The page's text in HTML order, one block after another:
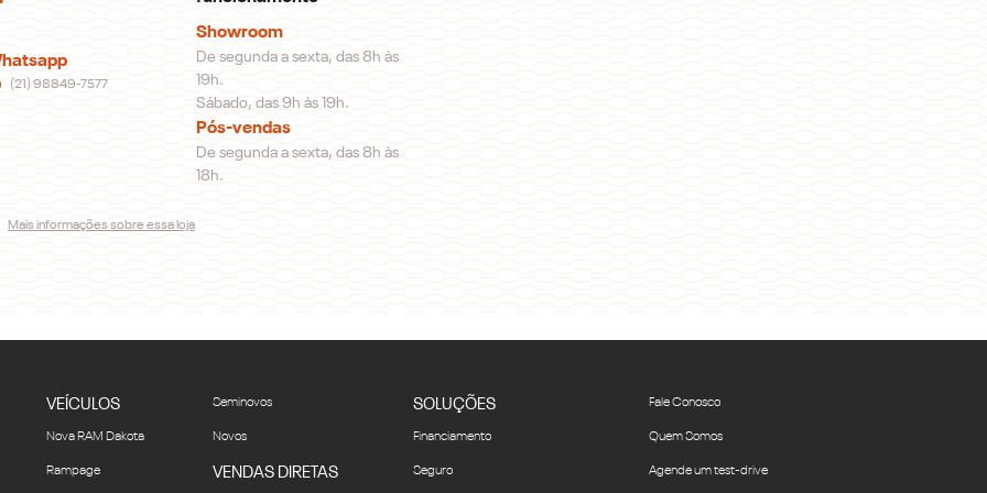
(21) 98849-7577
Showroom
De segunda a sexta, das 8h às
19h.
Sábado, das 9h às 19h.
Pós-vendas
De segunda a sexta, das 8h às
18h.
Mais informações sobre essa loja
VEÍCULOS
Nova RAM Dakota
Rampage
Seminovos
Novos
VENDAS DIRETAS
SOLUÇÕES
Financiamento
Seguro
Fale Conosco
Quem Somos
Agende um test-drive